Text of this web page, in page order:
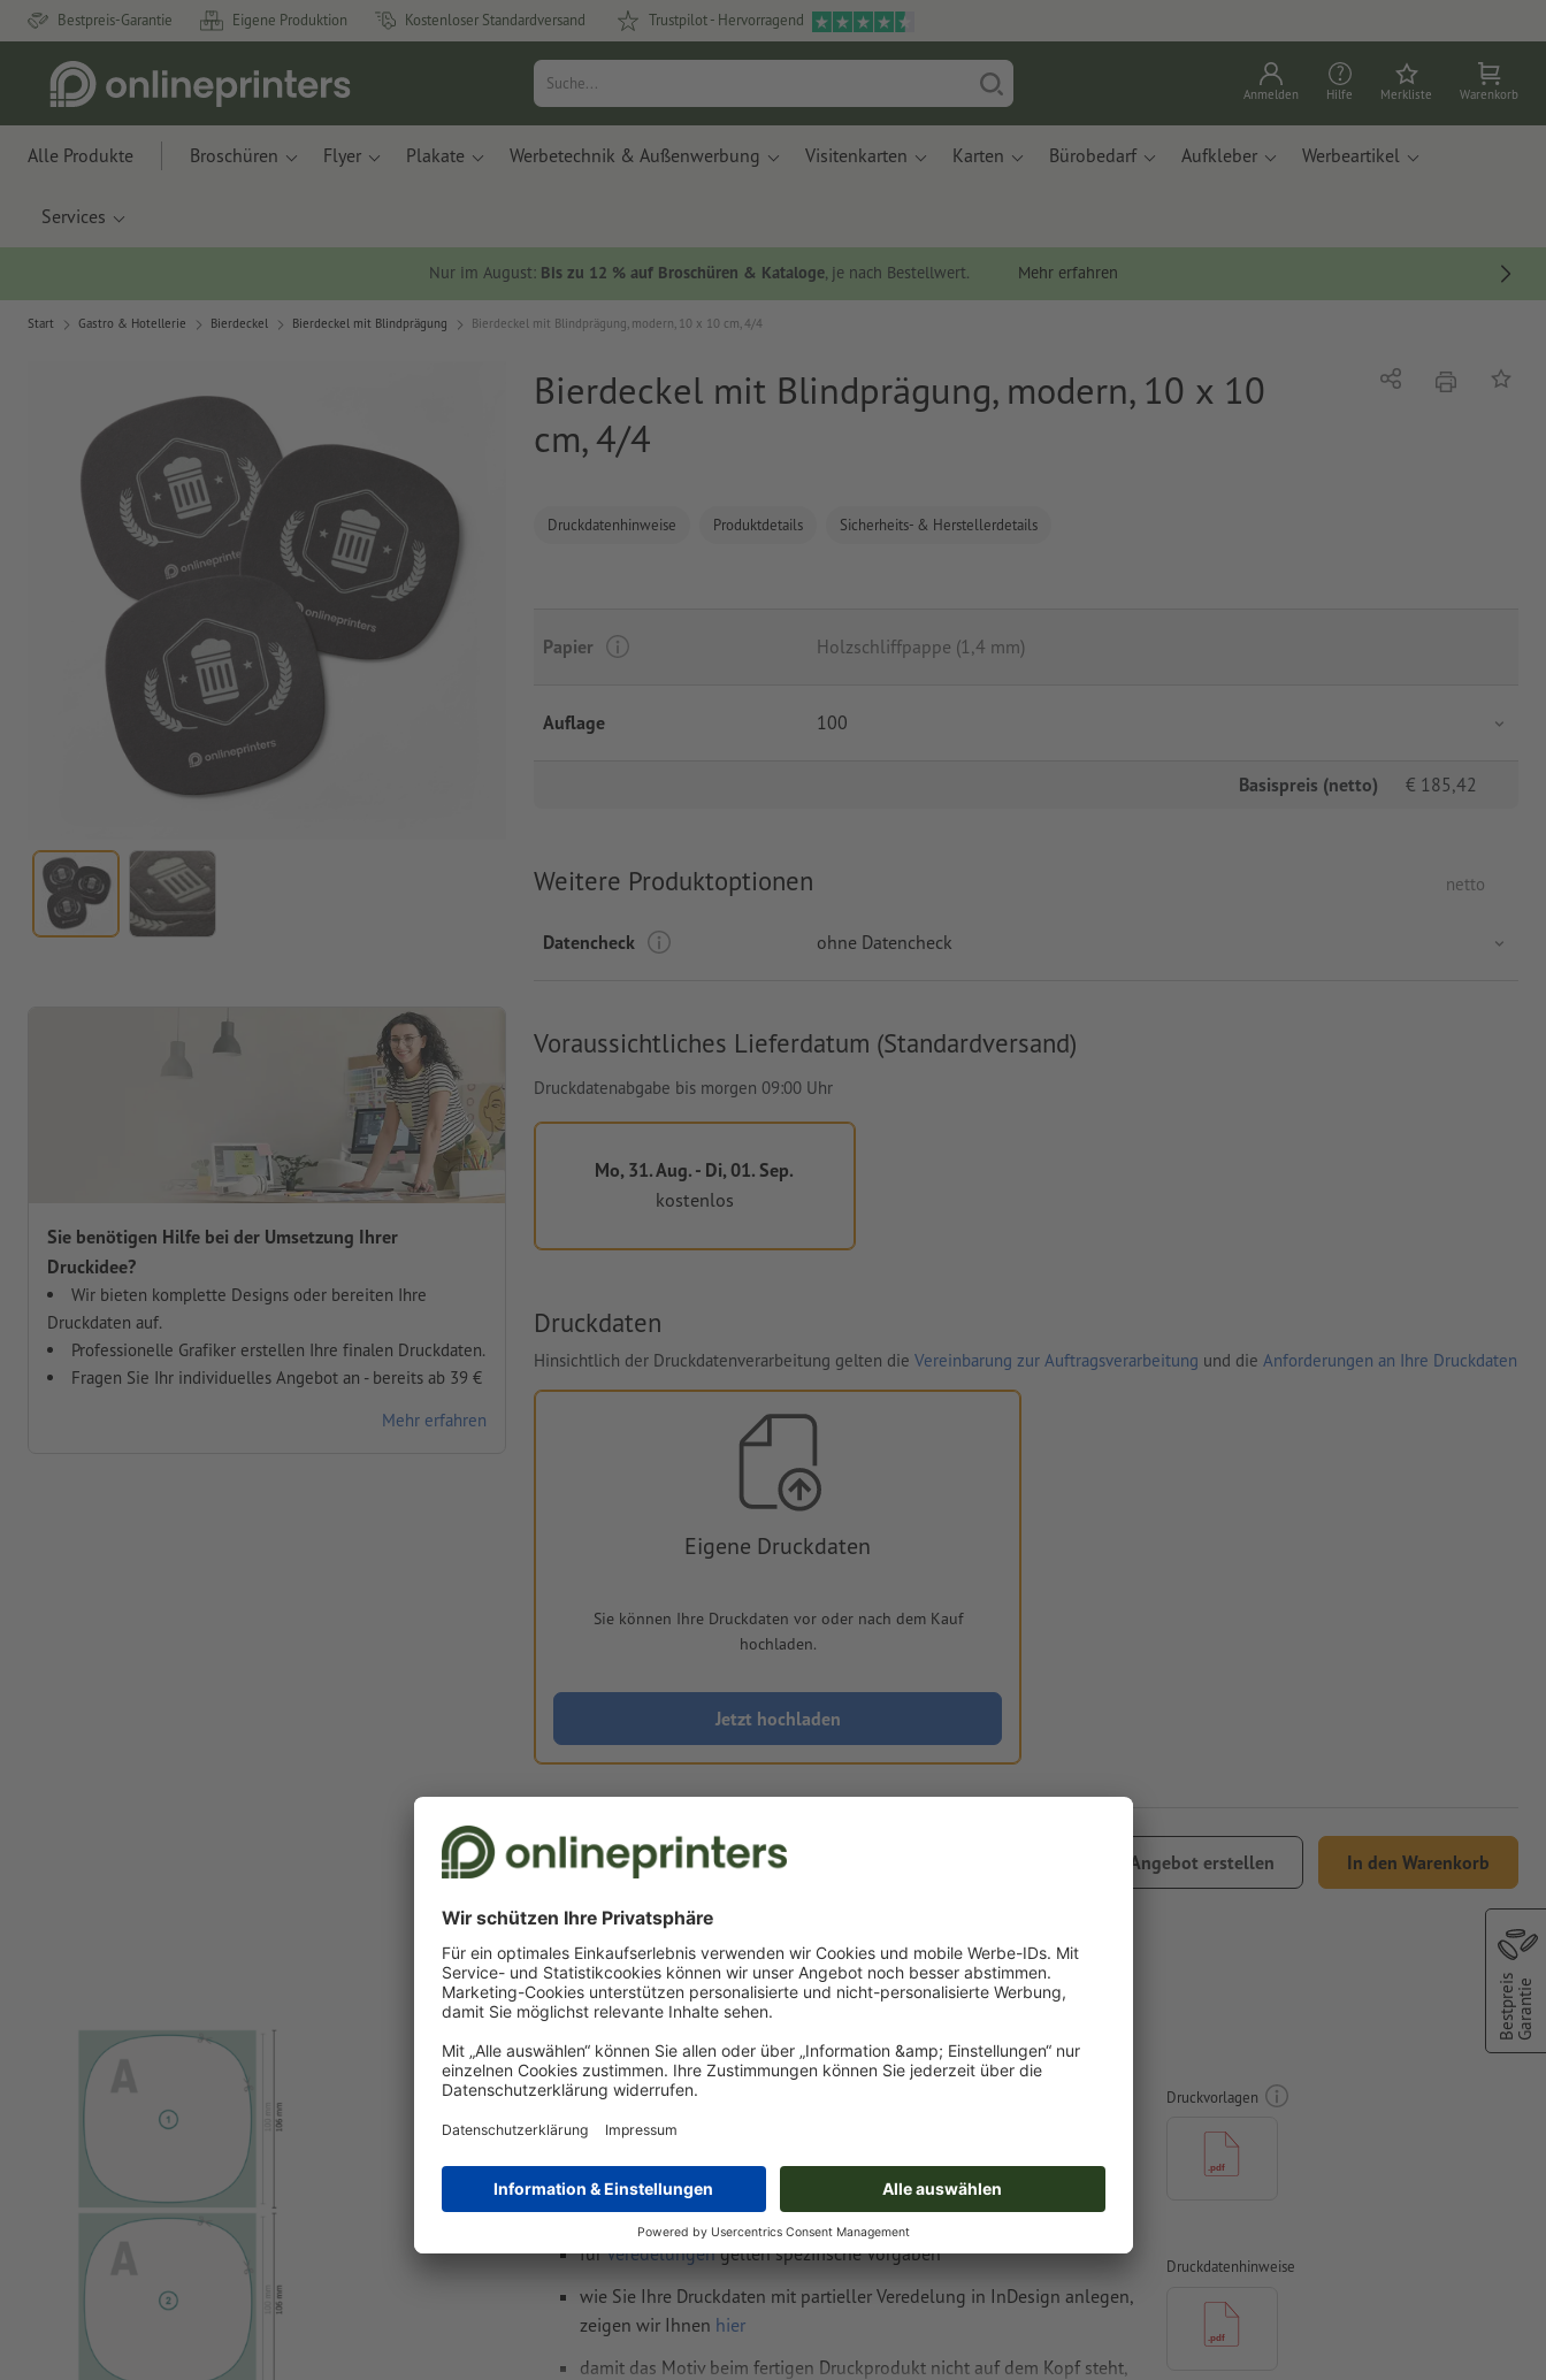
Bestpreis-Garantie Eigene Produktion Kostenloser Standardversand Trustpilot - Hervorragend
Anmelden Hilfe Merkliste Warenkorb
Alle Produkte Broschüren Flyer Plakate Werbetechnik & Außenwerbung Visitenkarten Karten Bürobedarf Aufkleber Werbeartikel
Services
Nur im August: Bis zu 12 % auf Broschüren & Kataloge, je nach Bestellwert. Mehr erfahren
Start Gastro & Hotellerie Bierdeckel Bierdeckel mit Blindprägung Bierdeckel mit Blindprägung, modern, 10 x 10 cm, 4/4
Bierdeckel mit Blindprägung, modern, 10 x 10
cm, 4/4
Sie benötigen Hilfe bei der Umsetzung Ihrer
Druckidee?
Wir bieten komplette Designs oder bereiten Ihre
Druckdaten auf.
Professionelle Grafiker erstellen Ihre finalen Druckdaten.
Fragen Sie Ihr individuelles Angebot an - bereits ab 39 €
Mehr erfahren
Druckdatenhinweise Produktdetails Sicherheits- & Herstellerdetails
Teilen DruckenAuf
Papier Holzschliffpappe (1,4 mm)
Auflage 100
Basispreis (netto) € 185,42
Weitere Produktoptionen netto
Datencheck ohne Datencheck
Voraussichtliches Lieferdatum (Standardversand)
Druckdatenabgabe bis morgen 09:00 Uhr
Mo, 31. Aug. - Di, 01. Sep.
kostenlos
Druckdaten
Hinsichtlich der Druckdatenverarbeitung gelten die Vereinbarung zur Auftragsverarbeitung und die Anforderungen an Ihre Druckdaten
Eigene Druckdaten
Sie können Ihre Druckdaten vor oder nach dem Kauf
hochladen.
Jetzt hochladen
Angebot erstellen In den Warenkorb
Lieferung ca.:
Mo, 31. Aug. - Di, 01. Sep.
Gewicht: ca.471 g
Druckdatenhinweise Bierdeckel mit Blindprägung,
modern, 10 x 10 cm, 4/4
Datenformat (inkl. 3 mm Beschnitt): 10,6 x 10,6 cm
Endformat: 10 x 10 cm
Besonderheiten bei der Druckdatenerstellung:
fürVeredelungengelten spezifische Vorgaben
wie Sie Ihre Druckdaten mit partieller Veredelung in InDesign anlegen,
zeigen wir Ihnen hier
damit das Motiv beim fertigen Druckprodukt nicht auf dem Kopf steht,
Druckvorlagen
Druckdatenhinweise
BestpreisGarantie